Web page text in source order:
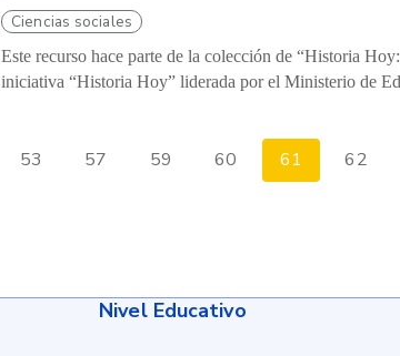
Ciencias sociales
Este recurso hace parte de la colección de “Historia
iniciativa “Historia Hoy” liderada por el Ministerio de
53 57 59 60 61 62
Nivel Educativo